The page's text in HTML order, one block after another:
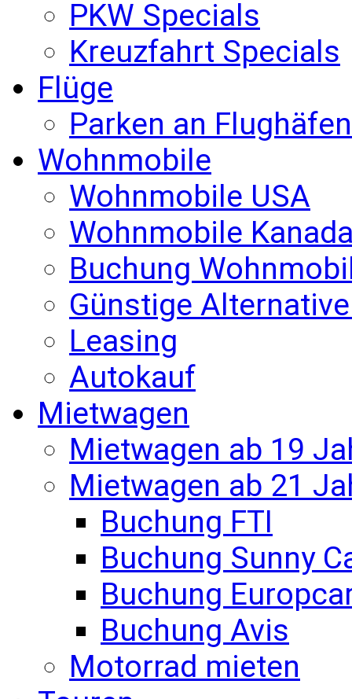
PKW Specials
Kreuzfahrt Specials
Flüge
Parken an Flughäfen
Wohnmobile
Wohnmobile USA
Wohnmobile
Buchung
Günstige
Leasing
Autokauf
Mietwagen
Mietwagen ab 19
Mietwagen ab 21
Buchung FTI
Buchung Sunny
Buchung
Buchung Avis
Motorrad mieten